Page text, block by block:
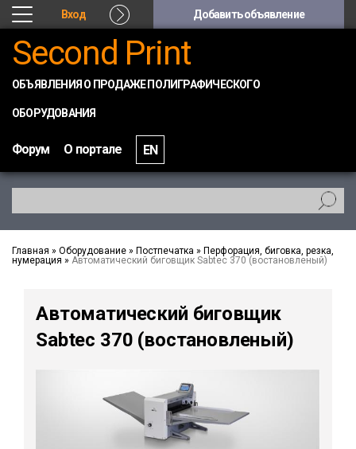
Вход Добавить объявление
Second Print
ОБЪЯВЛЕНИЯ О ПРОДАЖЕ ПОЛИГРАФИЧЕСКОГО
ОБОРУДОВАНИЯ
Форум О портале EN
Главная » Оборудование » Постпечатка » Перфорация, биговка, резка,
нумерация » Автоматический биговщик Sabtec 370 (востановленый)
Автоматический биговщик
Sabtec 370 (востановленый)